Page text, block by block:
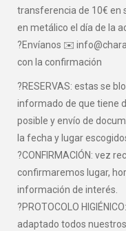
transferencia de 10€ en
en metálico el día de la
?Envíanos ✉️
con la confirmación
?RESERVAS: estas se
informado de que tiene
posible y envío de
la fecha y lugar
?CONFIRMACIÓN: vez
confirmaremos lugar,
información de interés.
?PROTOCOLO
adaptado todos